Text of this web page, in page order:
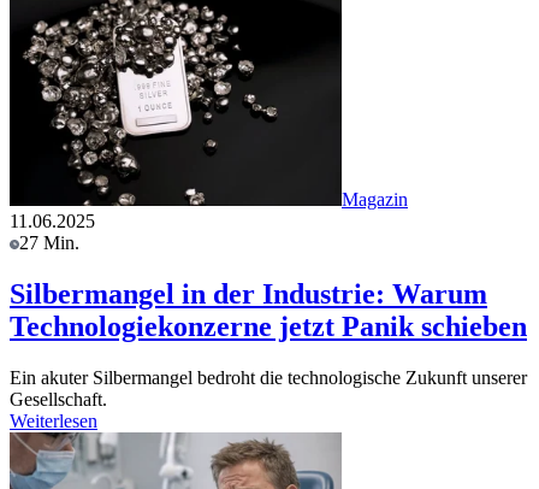
Magazin
11.06.2025
27 Min.
Silbermangel in der Industrie: Warum
Technologiekonzerne jetzt Panik schieben
Ein akuter Silbermangel bedroht die technologische Zukunft unserer
Gesellschaft.
Weiterlesen